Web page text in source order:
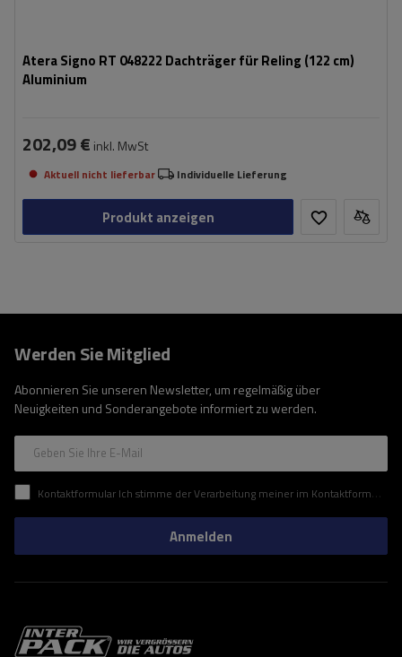
Atera Signo RT 048222 Dachträger für Reling (122 cm)
Aluminium
202,09 € inkl. MwSt
Aktuell nicht lieferbar Individuelle Lieferung
Produkt anzeigen
Werden Sie Mitglied
Abonnieren Sie unseren Newsletter, um regelmäßig über
Neuigkeiten und Sonderangebote informiert zu werden.
Geben Sie Ihre E-Mail
Kontaktformular Ich stimme der Verarbeitung meiner im Kontaktformular enthaltenen personenbezogenen Daten gemäß der Verordnung (EU) des Europäischen Parlaments und des Rates zu.
Anmelden